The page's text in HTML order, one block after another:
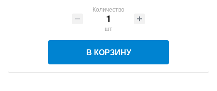
Количество
шт
В КОРЗИНУ